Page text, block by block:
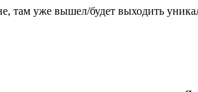
там уже вышел/будет выходить